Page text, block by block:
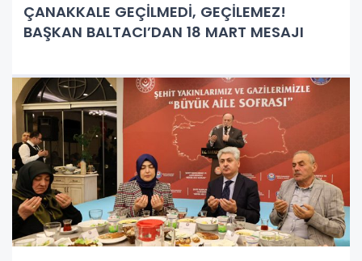
ÇANAKKALE GEÇİLMEDİ, GEÇİLEMEZ!
BAŞKAN BALTACI’DAN 18 MART MESAJI